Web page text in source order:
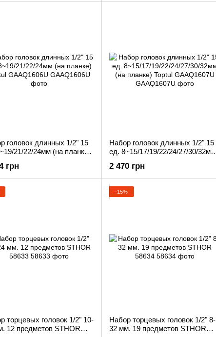
головок длинных 1/2" 15
21/22/24мм (на планке)
грн
Набор головок длинных 1/2" 15
ед. 8~15/17/19/22/24/27/30/32мм
2 470 грн
торцевых головок 1/2" 10-
12 предметов STHOR
−15%
Набор торцевых головок 1/2" 8-
32 мм. 19 предметов STHOR